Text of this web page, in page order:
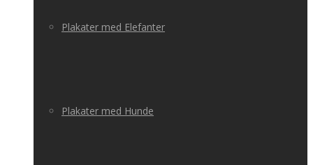
Plakater med Elefanter
Plakater med Hunde